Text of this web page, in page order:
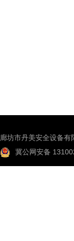
廊坊市丹美安全设备
冀公网安备